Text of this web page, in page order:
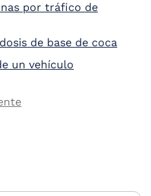
por tráfico de
de base de coca
un vehículo